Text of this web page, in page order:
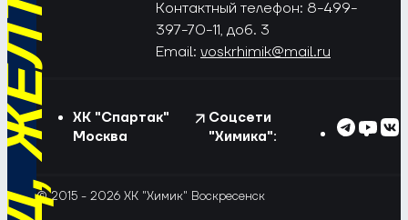
Контактный телефон: 8-499-
397-70-11, доб. 3
Email: voskrhimik@mail.ru
ХК "Спартак"
Москва
Соцсети
"Химика":
© 2015 - 2026 ХК "Химик" Воскресенск